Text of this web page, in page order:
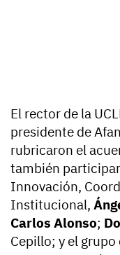
El rector de la
presidente de
rubricaron el
también
Innovación,
Institucional,
Carlos Alonso;
Cepillo; y el